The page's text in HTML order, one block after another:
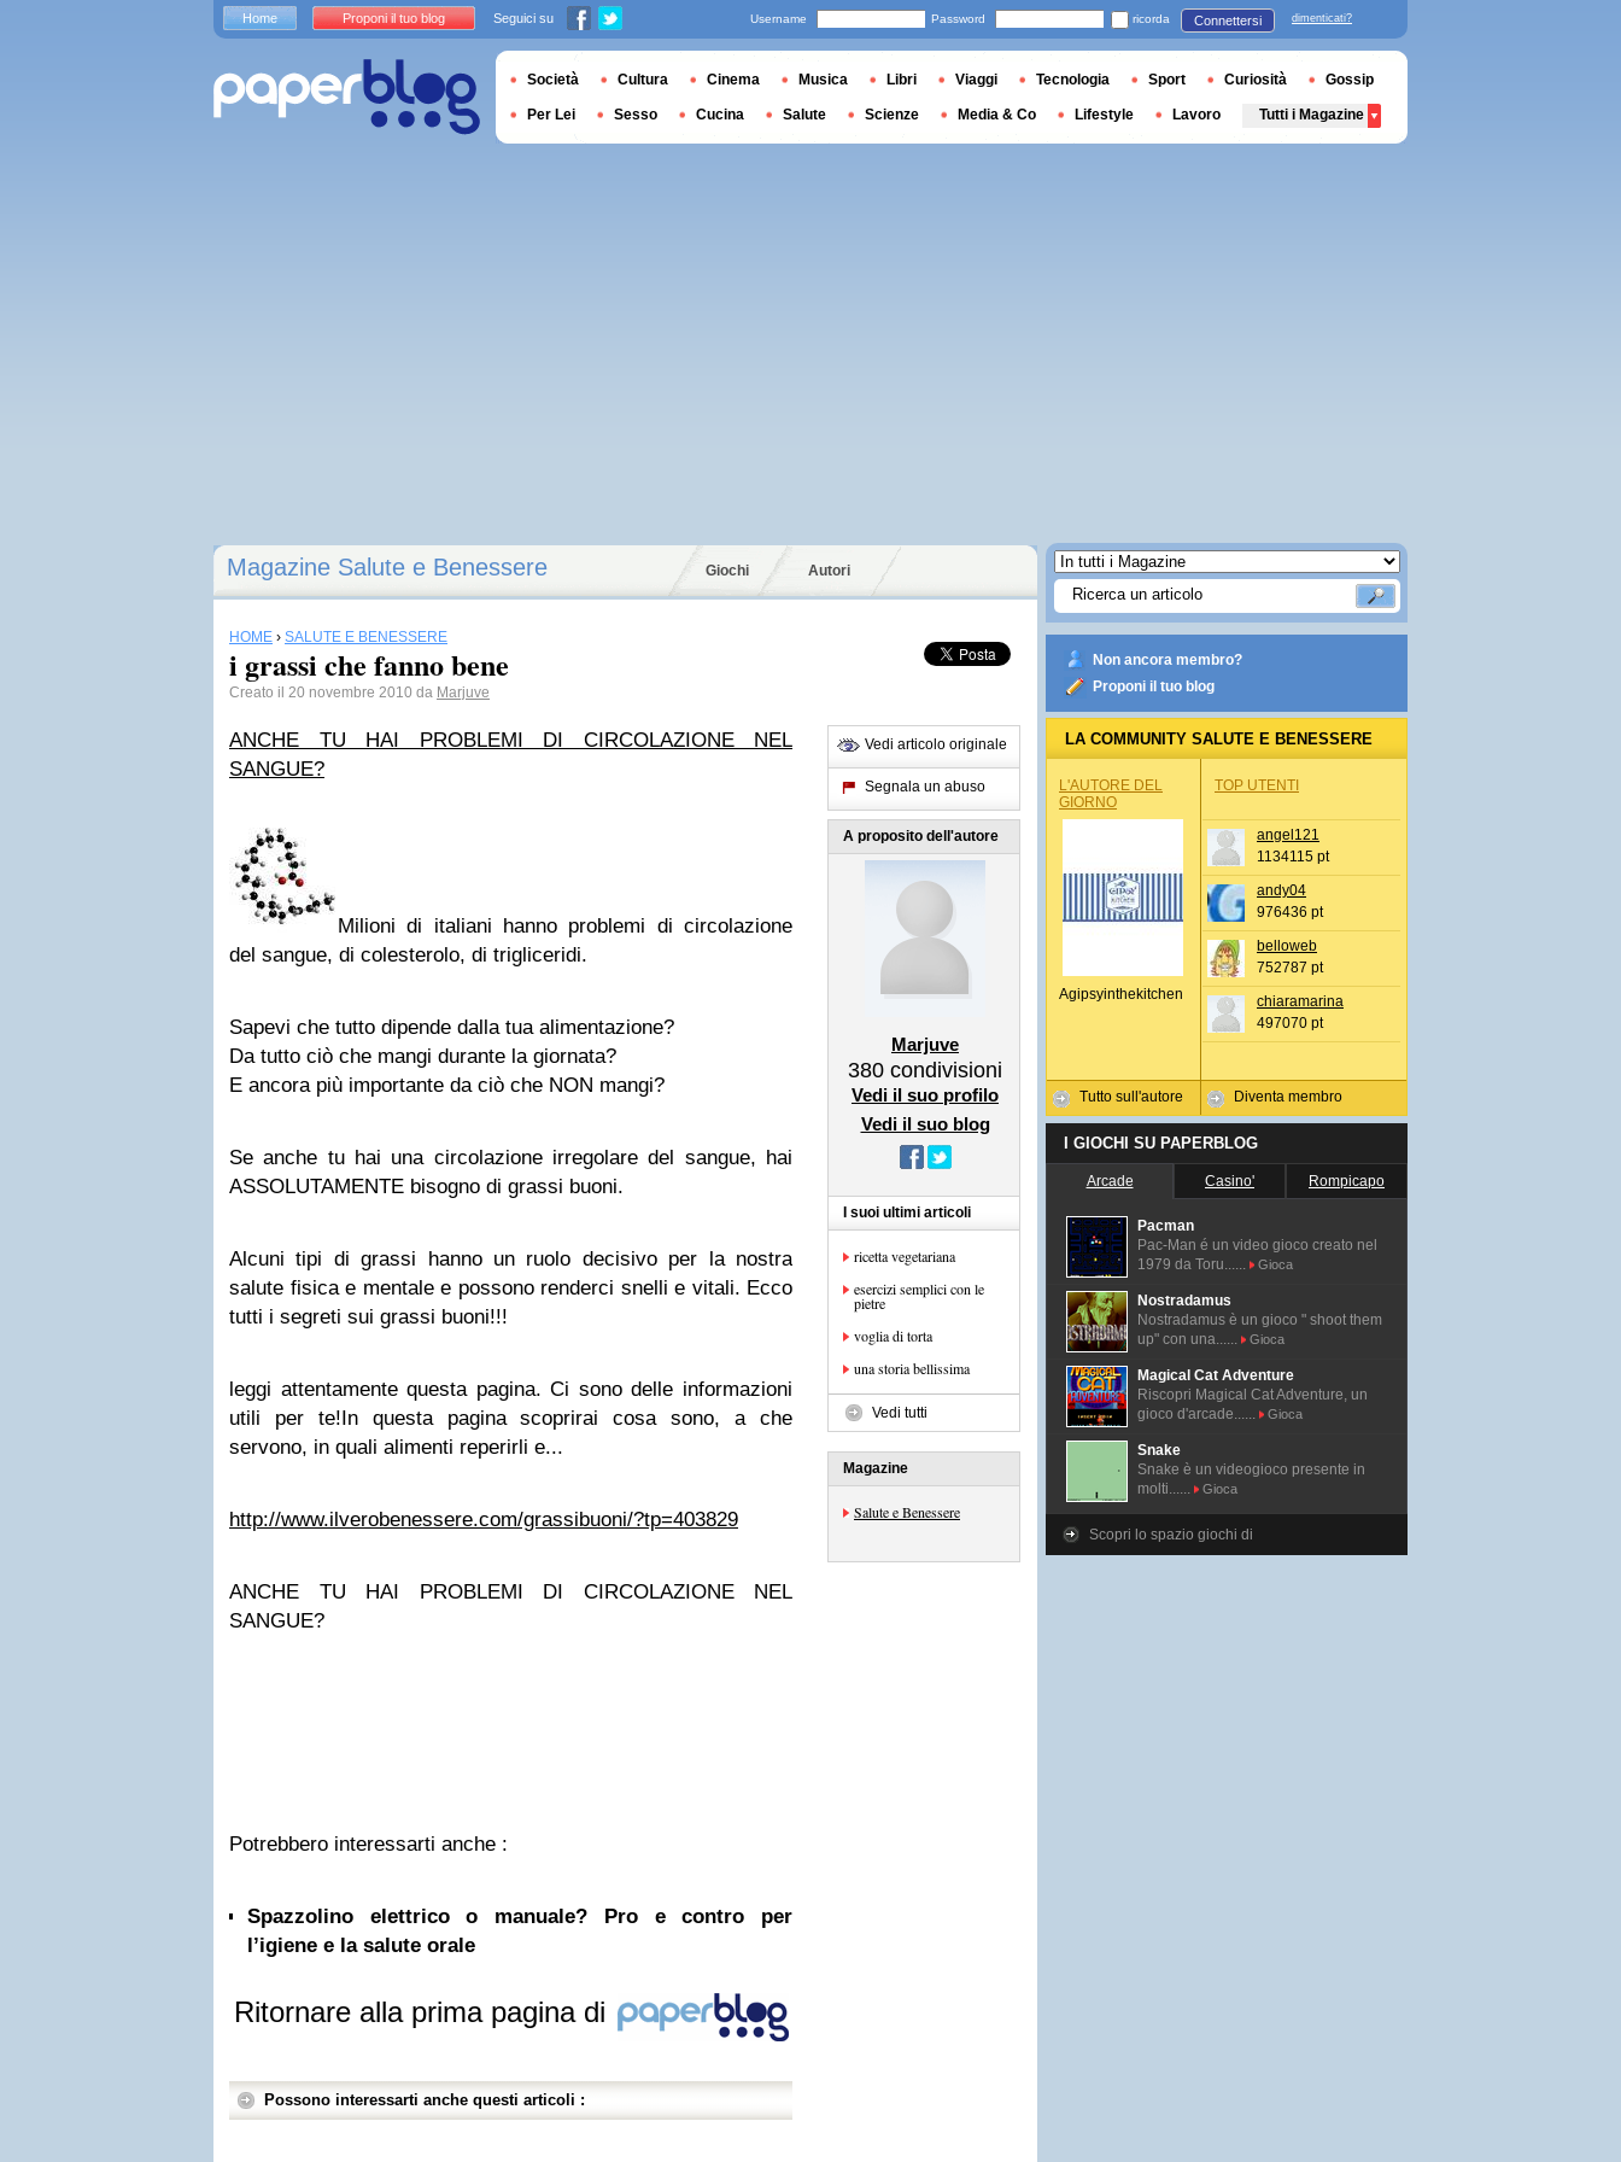
Magazine Salute e Benessere Giochi Autori
HOME › SALUTE E BENESSERE
i grassi che fanno bene
Creato il 20 novembre 2010 da Marjuve
ANCHE TU HAI PROBLEMI DI CIRCOLAZIONE NEL
SANGUE?
Milioni di italiani hanno problemi di circolazione
del sangue, di colesterolo, di trigliceridi.
Sapevi che tutto dipende dalla tua alimentazione?
Da tutto ciò che mangi durante la giornata?
E ancora più importante da ciò che NON mangi?
Se anche tu hai una circolazione irregolare del sangue, hai
ASSOLUTAMENTE bisogno di grassi buoni.
Alcuni tipi di grassi hanno un ruolo decisivo per la nostra
salute fisica e mentale e possono renderci snelli e vitali. Ecco
tutti i segreti sui grassi buoni!!!
leggi attentamente questa pagina. Ci sono delle informazioni
utili per te!In questa pagina scoprirai cosa sono, a che
servono, in quali alimenti reperirli e...
http://www.ilverobenessere.com/grassibuoni/?tp=403829
ANCHE TU HAI PROBLEMI DI CIRCOLAZIONE NEL
SANGUE?
Potrebbero interessarti anche :
Spazzolino elettrico o manuale? Pro e contro per
l’igiene e la salute orale
Ritornare alla prima pagina di
Possono interessarti anche questi articoli :
Vedi articolo originale
Segnala un abuso
A proposito dell'autore
Marjuve
380 condivisioni
Vedi il suo profilo
Vedi il suo blog
I suoi ultimi articoli
ricetta vegetariana
esercizi semplici con le
pietre
voglia di torta
una storia bellissima
Vedi tutti
Magazine
Salute e Benessere
Non ancora membro?
Proponi il tuo blog
LA COMMUNITY SALUTE E BENESSERE
L'AUTORE DEL
GIORNO
Agipsyinthekitchen
Tutto sull'autore
TOP UTENTI
angel121
1134115 pt
andy04
976436 pt
belloweb
752787 pt
chiaramarina
497070 pt
Diventa membro
I GIOCHI SU PAPERBLOG
Arcade Casino' Rompicapo
Pacman
Pac-Man é un video gioco creato nel
1979 da Toru......
Gioca
Nostradamus
Nostradamus è un gioco " shoot them
up" con una......
Gioca
Magical Cat Adventure
Riscopri Magical Cat Adventure, un
gioco d'arcade......
Gioca
Snake
Snake è un videogioco presente in
molti......
Gioca
Scopri lo spazio giochi di
Home Proponi il tuo blog Seguici su Username Password ricorda Connettersi dimenticati?
Società Cultura Cinema Musica Libri Viaggi Tecnologia Sport Curiosità Gossip
Per Lei Sesso Cucina Salute Scienze Media & Co Lifestyle Lavoro Tutti i Magazine